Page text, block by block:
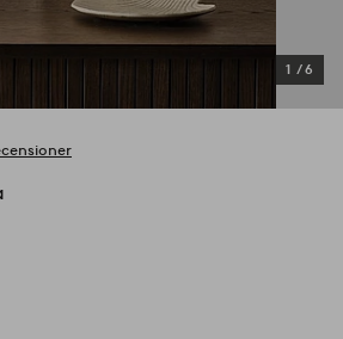
1 /6